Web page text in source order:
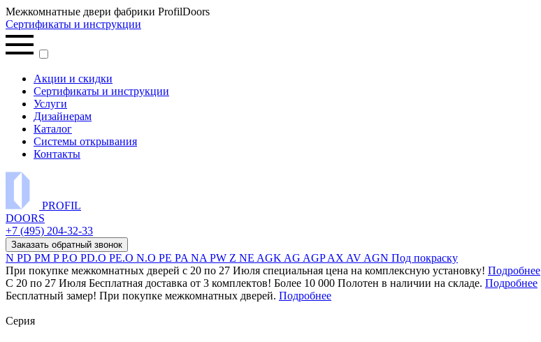
Межкомнатные двери фабрики ProfilDoors
Сертификаты и инструкции
Акции и скидки
Сертификаты и инструкции
Услуги
Дизайнерам
Каталог
Системы открывания
Контакты
PROFIL
DOORS
+7 (495) 204-32-33
Заказать обратный звонок
N PD PM PP.O PD.O PE.O N.O PE PA NA PW Z NE AGK AG AGPAX AV AGN Под покраску
При покупке межкомнатных дверей c 20 по 27 Июля специальная цена на комплексную установку! Подробнее
С 20 по 27 Июля Бесплатная доставка от 3 комплектов! Более 10 000 Полотен в наличии на складе. Подробнее
Бесплатный замер! При покупке межкомнатных дверей. Подробнее
Серия